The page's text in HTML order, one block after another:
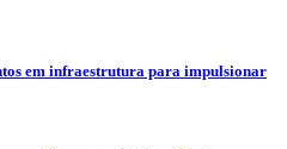
em infraestrutura para impulsionar